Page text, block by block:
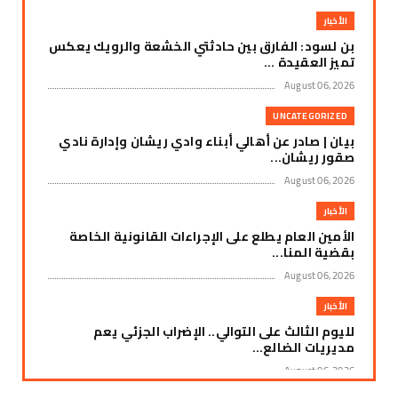
الأخبار
بن لسود: الفارق بين حادثتي الخشعة والرويك يعكس
تميز العقيدة ...
August 06, 2026
UNCATEGORIZED
بيان | صادر عن أهالي أبناء وادي ريشان وإدارة نادي
صقور ريشان...
August 06, 2026
الأخبار
الأمين العام يطلع على الإجراءات القانونية الخاصة
بقضية المنا...
August 06, 2026
الأخبار
لليوم الثالث على التوالي.. الإضراب الجزئي يعم
مديريات الضالع...
August 06, 2026